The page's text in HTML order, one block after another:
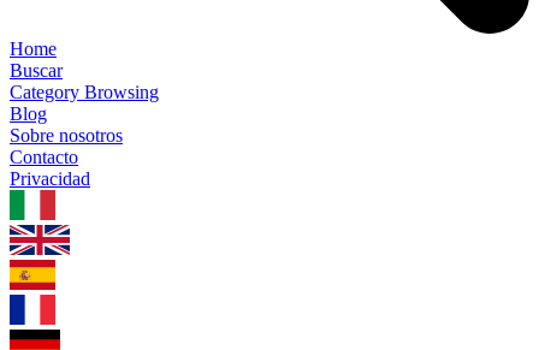
Home
Buscar
Category Browsing
Blog
Sobre nosotros
Contacto
Privacidad